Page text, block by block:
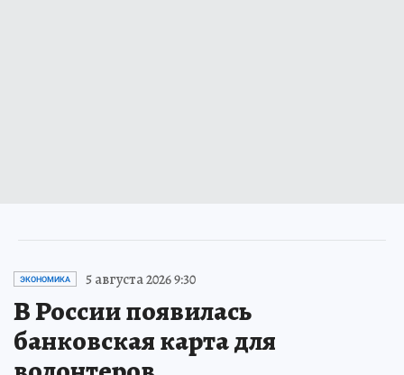
ЭКОНОМИКА 5 августа 2026 9:30
В России появилась
банковская карта для